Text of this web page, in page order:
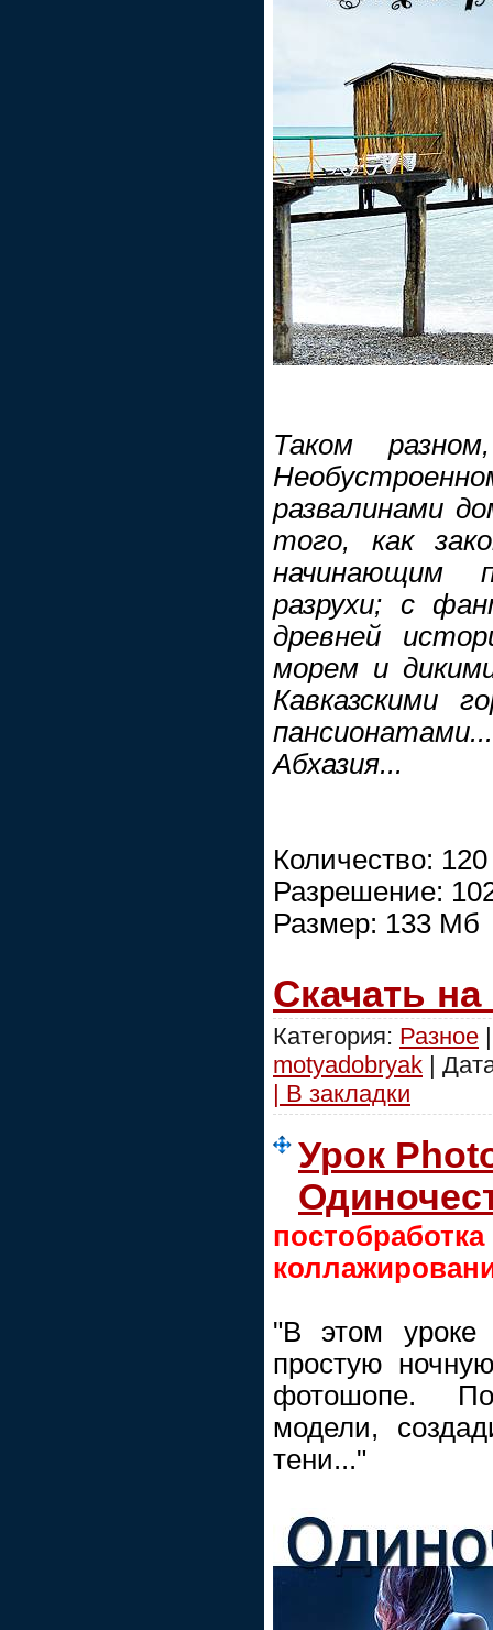
Таком
развалинами
того, как
начинающим
разрухи; с
древней
морем и
Кавказскими
Абхазия...
Количество:
Разрешение:
Размер: 133 Мб
Скачать
Категория: Разное
motyadobryak |
| В закладки
Урок
"В этом уроке
простую
фотошопе.
модели,
тени..."